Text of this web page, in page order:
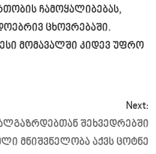
ჩამოყალიბებას,
ცხოვრებაში.
მომავალში კიდევ უფრო
Next:
შეხვედრებში
მნიშვნელობა აქვს ცოტნე